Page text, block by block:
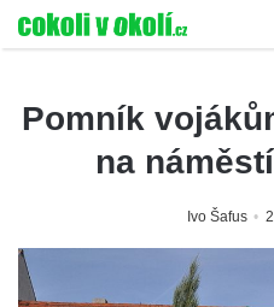
Pomník
na
Ivo Šafus